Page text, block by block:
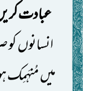
عبادت
انسانوں
میںمُنہَمِک